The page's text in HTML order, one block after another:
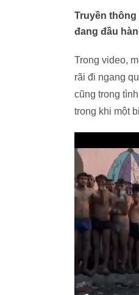
Truyền thông
đang đầu
Trong video,
rãi đi ngang
cũng trong
trong khi một